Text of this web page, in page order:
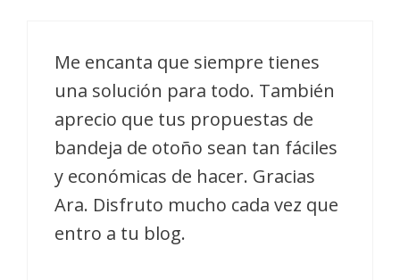
Me encanta que siempre tienes
una solución para todo. También
aprecio que tus propuestas de
bandeja de otoño sean tan fáciles
y económicas de hacer. Gracias
Ara. Disfruto mucho cada vez que
entro a tu blog.